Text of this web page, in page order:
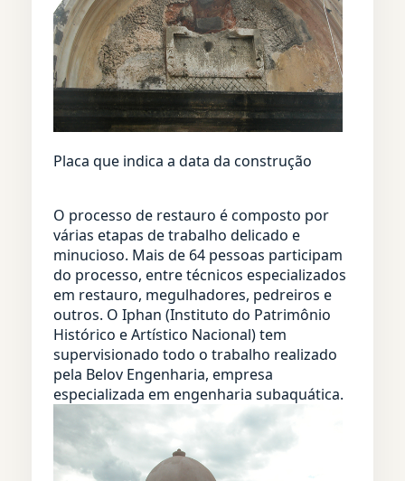
Placa que indica a data da construção
O processo de restauro é composto por
várias etapas de trabalho delicado e
minucioso. Mais de 64 pessoas participam
do processo, entre técnicos especializados
em restauro, megulhadores, pedreiros e
outros. O Iphan (Instituto do Patrimônio
Histórico e Artístico Nacional) tem
supervisionado todo o trabalho realizado
pela Belov Engenharia, empresa
especializada em engenharia subaquática.